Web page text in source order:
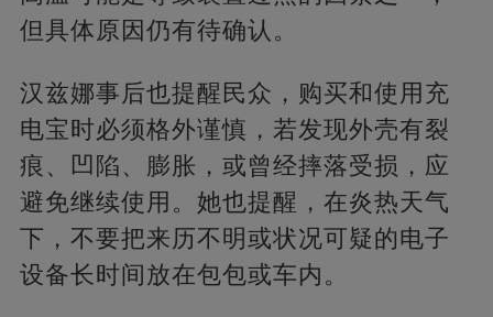
但具体原因仍有待确认。
汉兹娜事后也提醒民众，购买和使用充
电宝时必须格外谨慎，若发现外壳有裂
痕、凹陷、膨胀，或曾经摔落受损，应
避免继续使用。她也提醒，在炎热天气
下，不要把来历不明或状况可疑的电子
设备长时间放在包包或车内。